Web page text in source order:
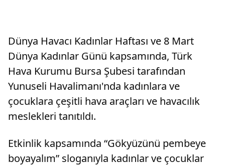
Dünya Havacı Kadınlar Haftası ve 8 Mart
Dünya Kadınlar Günü kapsamında, Türk
Hava Kurumu Bursa Şubesi tarafından
Yunuseli Havalimanı'nda kadınlara ve
çocuklara çeşitli hava araçları ve havacılık
meslekleri tanıtıldı.
Etkinlik kapsamında “Gökyüzünü pembeye
boyayalım” sloganıyla kadınlar ve çocuklar